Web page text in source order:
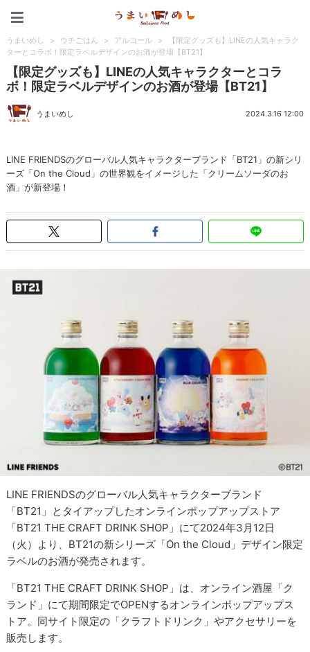
うまいめし > ウチごはん > アルコール >
【限定グッズも】LINEの人気キャラク
ターとコラボ！限定ラベルデザインのお酒が登場【BT21】
【限定グッズも】LINEの人気キャラクターとコラ
ボ！限定ラベルデザインのお酒が登場【BT21】
うまいめし 2024.3.16 12:00
LINE FRIENDSのグローバル人気キャラクターブランド「BT21」の新シリ
ーズ「On the Cloud」の世界観をイメージした「クリームソーダのお
酒」が新登場！
LINE FRIENDSのグローバル人気キャラクターブランド
「BT21」とタイアップしたオンラインポップアップストア
「BT21 THE CRAFT DRINK SHOP」にて2024年3月12日
（火）より、BT21の新シリーズ「On the Cloud」デザイン限定
ラベルのお酒が発売されます。
「BT21 THE CRAFT DRINK SHOP」は、オンライン酒屋「ク
ランド」にて期間限定でOPENするオンラインポップアップス
トア。同サイト限定の「クラフトドリンク」やアクセサリーを
販売します。